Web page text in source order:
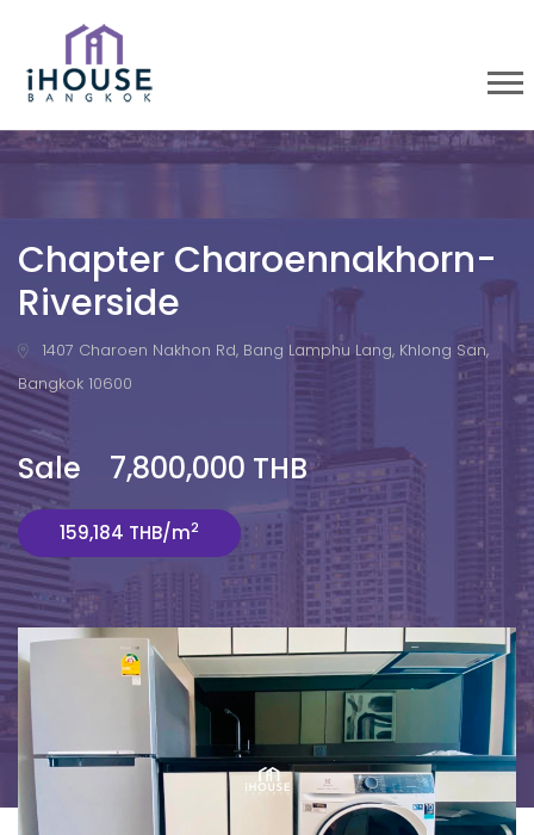
Chapter Charoennakhorn-
Riverside
1407 Charoen Nakhon Rd, Bang Lamphu Lang, Khlong San,
Bangkok 10600
Sale 7,800,000 THB
159,184 THB/m2